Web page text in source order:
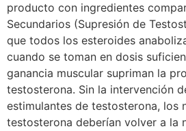
producto con ingredientes
Secundarios (Supresión de
que todos los esteroides
cuando se toman en dosis
ganancia muscular supriman la
testosterona. Sin la intervención
estimulantes de testosterona, los
testosterona deberían volver a la